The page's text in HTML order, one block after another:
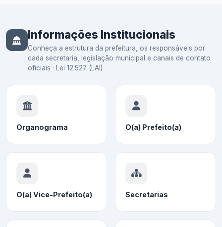
Informações Institucionais
Conheça a estrutura da prefeitura, os responsáveis por
cada secretaria, legislação municipal e canais de contato
oficiais · Lei 12.527 (LAI)
Organograma O(a) Prefeito(a)
O(a) Vice-Prefeito(a) Secretarias